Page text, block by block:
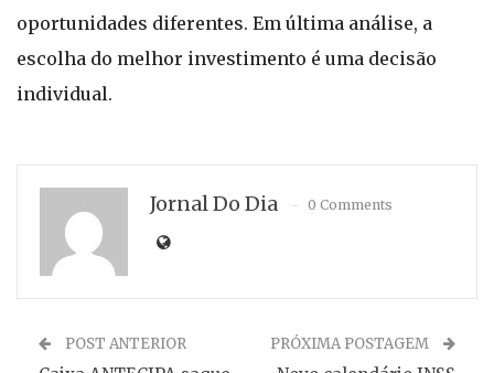
oportunidades diferentes. Em última análise, a
escolha do melhor investimento é uma decisão
individual.
Jornal Do Dia 0 Comments
POST ANTERIOR PRÓXIMA POSTAGEM